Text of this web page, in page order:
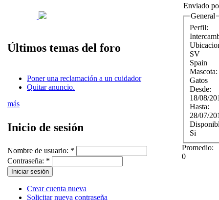
Últimos temas del foro
Poner una reclamación a un cuidador
Quitar anuncio.
más
Inicio de sesión
Nombre de usuario: *
Contraseña: *
Crear cuenta nueva
Solicitar nueva contraseña
Enviado
General
Perfil:
SV
Spain
Mascota:
Gatos
Desde:
18/08/
Hasta:
28/07/
Si
Promedio:
0